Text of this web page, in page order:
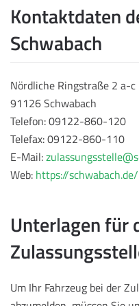
Kontaktdaten
Schwabach
Nördliche Ringstraße 2 a-c
91126 Schwabach
Telefon: 09122-860-120
Telefax: 09122-860-110
E-Mail:
Web: https://schwabach.de/
Unterlagen für
Um Ihr Fahrzeug bei der